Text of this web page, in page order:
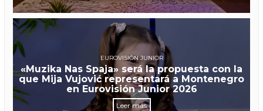
EUROVISIÓN JUNIOR
«Muzika Nas Spaja» será la propuesta con la
que Mija Vujović representará a Montenegro
en Eurovisión Junior 2026
Leer más